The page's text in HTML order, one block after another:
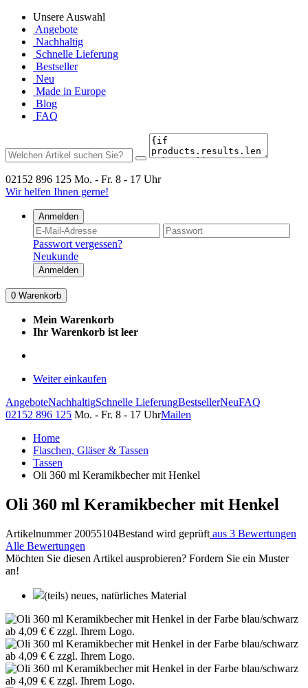
Unsere Auswahl
Angebote
Nachhaltig
Schnelle Lieferung
Bestseller
Neu
Made in Europe
Blog
FAQ
02152 896 125 Mo. - Fr. 8 - 17 Uhr
Wir helfen Ihnen gerne!
Anmelden
Passwort vergessen?
Neukunde
Anmelden
0 Warenkorb
Mein Warenkorb
Ihr Warenkorb ist leer
Weiter einkaufen
AngeboteNachhaltigSchnelle LieferungBestsellerNeuFAQ
02152 896 125 Mo. - Fr. 8 - 17 UhrMailen
Home
Flaschen, Gläser & Tassen
Tassen
Oli 360 ml Keramikbecher mit Henkel
Oli 360 ml Keramikbecher mit Henkel
Artikelnummer 20055104Bestand wird geprüft aus 3 Bewertungen
Alle Bewertungen
Möchten Sie diesen Artikel ausprobieren? Fordern Sie ein Muster
an!
(teils) neues, natürliches Material